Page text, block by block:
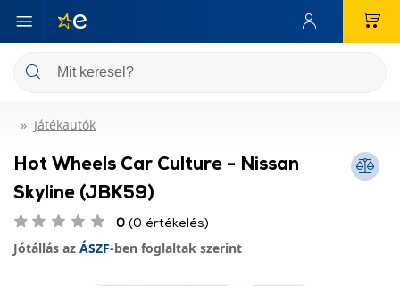
Játékautók
Hot Wheels Car Culture - Nissan
Skyline (JBK59)
0 (0 értékelés)
Jótállás az ÁSZF-ben foglaltak szerint